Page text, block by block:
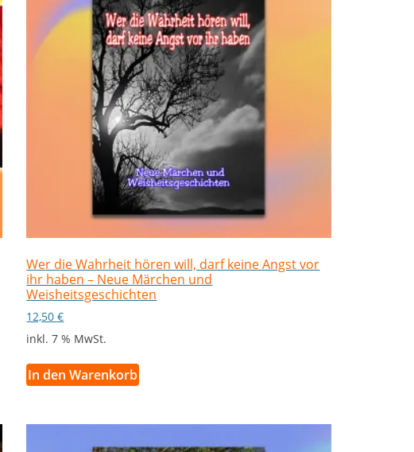
Wer die Wahrheit hören will, darf keine Angst vor
ihr haben – Neue Märchen und
Weisheitsgeschichten
12,50€
inkl. 7 % MwSt.
In den Warenkorb